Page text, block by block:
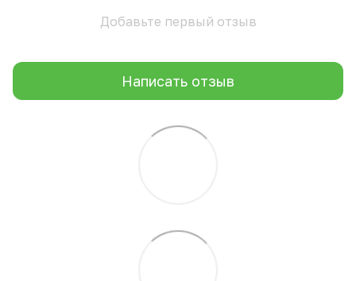
Добавьте первый отзыв
Написать отзыв